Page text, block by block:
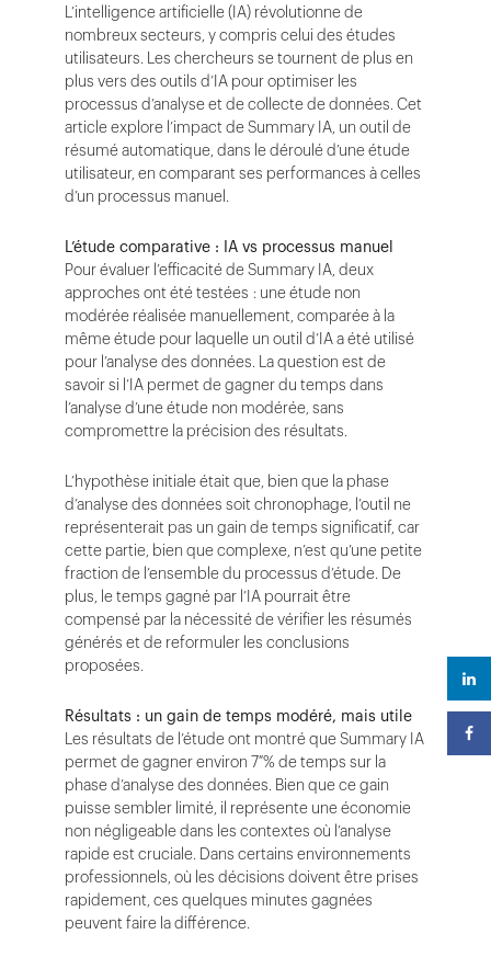
L’intelligence artificielle (IA) révolutionne de
nombreux secteurs, y compris celui des études
utilisateurs. Les chercheurs se tournent de plus en
plus vers des outils d’IA pour optimiser les
processus d’analyse et de collecte de données. Cet
article explore l’impact de Summary IA, un outil de
résumé automatique, dans le déroulé d’une étude
utilisateur, en comparant ses performances à celles
d’un processus manuel.
L’étude comparative : IA vs processus manuel
Pour évaluer l’efficacité de Summary IA, deux
approches ont été testées : une étude non
modérée réalisée manuellement, comparée à la
même étude pour laquelle un outil d’IA a été utilisé
pour l’analyse des données. La question est de
savoir si l’IA permet de gagner du temps dans
l’analyse d’une étude non modérée, sans
compromettre la précision des résultats.
L’hypothèse initiale était que, bien que la phase
d’analyse des données soit chronophage, l’outil ne
représenterait pas un gain de temps significatif, car
cette partie, bien que complexe, n’est qu’une petite
fraction de l’ensemble du processus d’étude. De
plus, le temps gagné par l’IA pourrait être
compensé par la nécessité de vérifier les résumés
générés et de reformuler les conclusions
proposées.
Résultats : un gain de temps modéré, mais utile
Les résultats de l’étude ont montré que Summary IA
permet de gagner environ 7 % de temps sur la
phase d’analyse des données. Bien que ce gain
puisse sembler limité, il représente une économie
non négligeable dans les contextes où l’analyse
rapide est cruciale. Dans certains environnements
professionnels, où les décisions doivent être prises
rapidement, ces quelques minutes gagnées
peuvent faire la différence.